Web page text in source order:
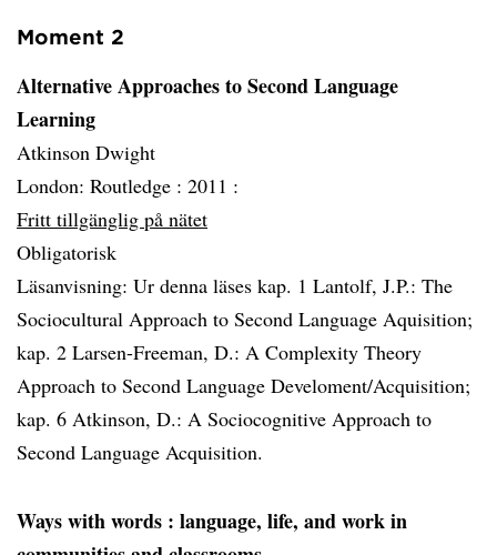
Moment 2
Alternative Approaches to Second Language
Learning
Atkinson Dwight
London: Routledge : 2011 :
Fritt tillgänglig på nätet
Obligatorisk
Läsanvisning: Ur denna läses kap. 1 Lantolf, J.P.: The
Sociocultural Approach to Second Language Aquisition;
kap. 2 Larsen-Freeman, D.: A Complexity Theory
Approach to Second Language Develoment/Acquisition;
kap. 6 Atkinson, D.: A Sociocognitive Approach to
Second Language Acquisition.
Ways with words : language, life, and work in